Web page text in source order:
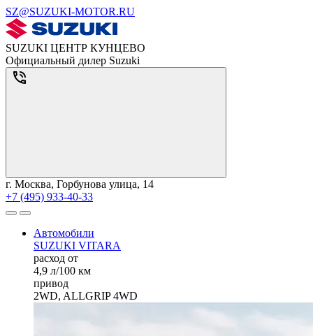
SZ@SUZUKI-MOTOR.RU
SUZUKI ЦЕНТР КУНЦЕВО
Официальный дилер Suzuki
г. Москва, Горбунова улица, 14
+7 (495) 933-40-33
Автомобили
SUZUKI VITARA
расход от
4,9 л/100 км
привод
2WD, ALLGRIP 4WD